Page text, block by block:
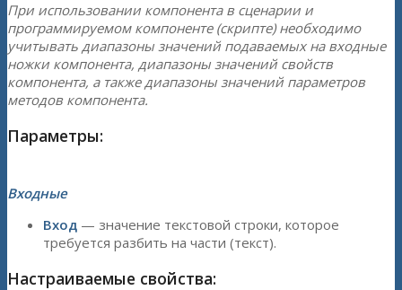
При использовании компонента в сценарии и
программируемом компоненте (скрипте) необходимо
учитывать диапазоны значений подаваемых на входные
ножки компонента, диапазоны значений свойств
компонента, а также диапазоны значений параметров
методов компонента.
Параметры:
Входные
Вход — значение текстовой строки, которое
требуется разбить на части (текст).
Настраиваемые свойства: